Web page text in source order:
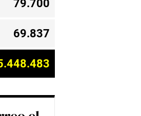
79.700
69.837